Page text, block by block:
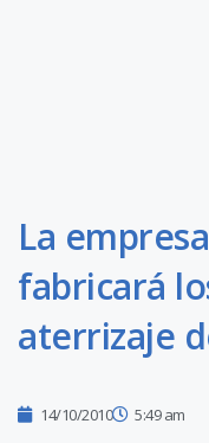
La
fabricará
aterrizaje
14/10/2010 5:49 am